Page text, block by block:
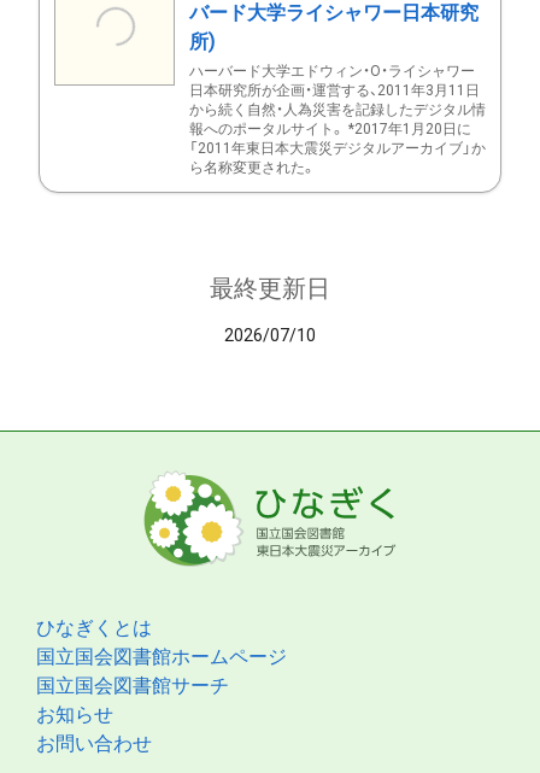
バード大学ライシャワー日本研究
所)
ハーバード大学エドウィン・O・ライシャワー
日本研究所が企画・運営する、2011年3月11日
から続く自然・人為災害を記録したデジタル情
報へのポータルサイト。 *2017年1月20日に
「2011年東日本大震災デジタルアーカイブ」か
ら名称変更された。
最終更新日
2026/07/10
ひなぎくとは
国立国会図書館ホームページ
国立国会図書館サーチ
お知らせ
お問い合わせ